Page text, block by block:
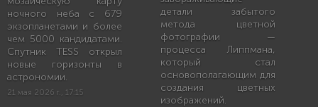
ночного неба с 679
экзопланетами и более
чем 5000 кандидатами.
Спутник TESS открыл
новые горизонты в
астрономии.
21 мая 2026 г., 17:15
детали забытого
метода цветной
фотографии —
процесса Липпмана,
который стал
основополагающим для
создания цветных
изображений.